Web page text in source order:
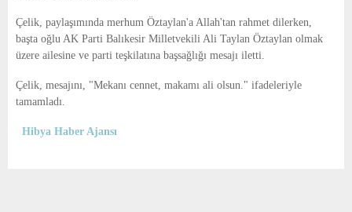
Çelik, paylaşımında merhum Öztaylan'a Allah'tan rahmet dilerken,
başta oğlu AK Parti Balıkesir Milletvekili Ali Taylan Öztaylan olmak
üzere ailesine ve parti teşkilatına başsağlığı mesajı iletti.
Çelik, mesajını, "Mekanı cennet, makamı ali olsun." ifadeleriyle
tamamladı.
Hibya Haber Ajansı